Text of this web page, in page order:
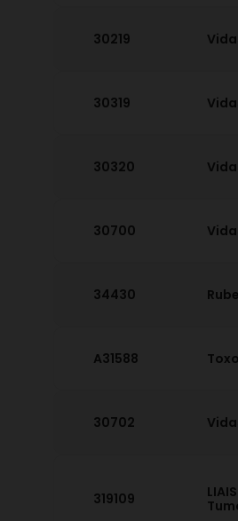
30219
30319
30320
30700
34430
A31588
30702
319109